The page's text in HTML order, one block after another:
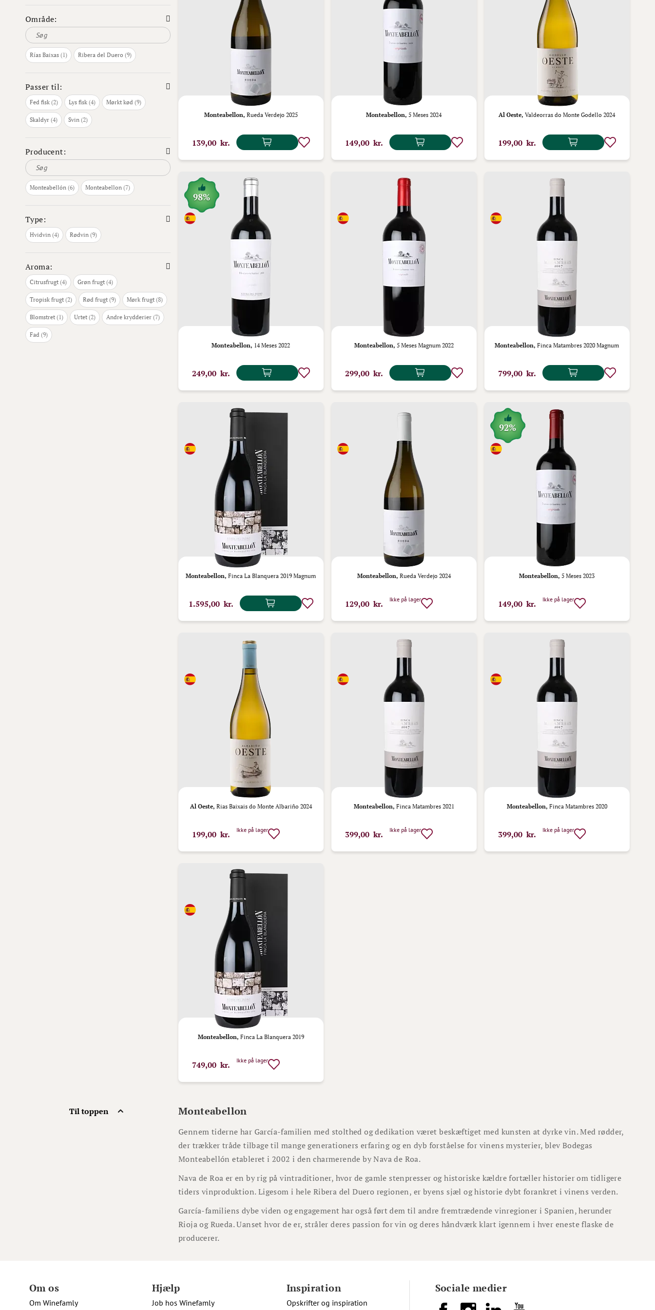
Område:
Rías Baixas 1
vare Ribera del Duero 9
varer
Passer til:
Fed fisk 2
varer Lys fisk 4
varer Mørkt kød 9
varer
Skaldyr 4
varer Svin 2
varer
Producent:
Monteabellón 6
varer Monteabellon 7
varer
Type:
Hvidvin 4
varer Rødvin 9
varer
Aroma:
Citrusfrugt 4
varer Grøn frugt 4
varer
Tropisk frugt 2
varer Rød frugt 9
varer Mørk frugt 8
varer
Blomstret 1
vare Urtet 2
varer Andre krydderier 7
varer
Fad 9
varer
Monteabellon, Rueda Verdejo 2025
139,00 kr.
Monteabellon, 5 Meses 2024
149,00 kr.
Al Oeste, Valdeorras do Monte Godello 2024
199,00 kr.
98%
Monteabellon, 14 Meses 2022
249,00 kr.
Monteabellon, 5 Meses Magnum 2022
299,00 kr.
Monteabellon, Finca Matambres 2020 Magnum
799,00 kr.
Monteabellon, Finca La Blanquera 2019 Magnum
1.595,00 kr.
Monteabellon, Rueda Verdejo 2024
129,00 kr. Ikke på lager
92%
Monteabellon, 5 Meses 2023
149,00 kr. Ikke på lager
Al Oeste, Rias Baixais do Monte Albariño 2024
199,00 kr. Ikke på lager
Monteabellon, Finca Matambres 2021
399,00 kr. Ikke på lager
Monteabellon, Finca Matambres 2020
399,00 kr. Ikke på lager
Monteabellon, Finca La Blanquera 2019
749,00 kr. Ikke på lager
Til toppen Monteabellon
Gennem tiderne har García-familien med stolthed og dedikation været beskæftiget med kunsten at dyrke vin. Med rødder,
der trækker tråde tilbage til mange generationers erfaring og en dyb forståelse for vinens mysterier, blev Bodegas
Monteabellón etableret i 2002 i den charmerende by Nava de Roa.
Nava de Roa er en by rig på vintraditioner, hvor de gamle stenpresser og historiske kældre fortæller historier om tidligere
tiders vinproduktion. Ligesom i hele Ribera del Duero regionen, er byens sjæl og historie dybt forankret i vinens verden.
García-familiens dybe viden og engagement har også ført dem til andre fremtrædende vinregioner i Spanien, herunder
Rioja og Rueda. Uanset hvor de er, stråler deres passion for vin og deres håndværk klart igennem i hver eneste flaske de
producerer.
Om os
Om Winefamly
Hjælp
Job hos Winefamly
Inspiration
Opskrifter og inspiration
Sociale medier